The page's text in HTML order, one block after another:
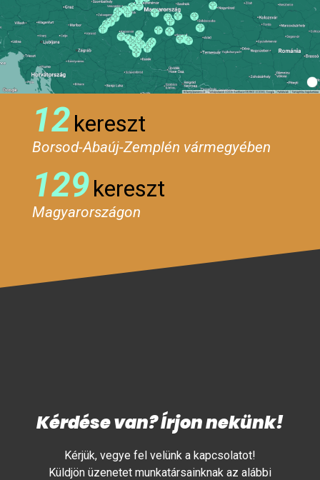
12kereszt
Borsod-Abaúj-Zemplén vármegyében
129kereszt
Magyarországon
Kérdése van? Írjon nekünk!
Kérjük, vegye fel velünk a kapcsolatot!
Küldjön üzenetet munkatársainknak az alábbi